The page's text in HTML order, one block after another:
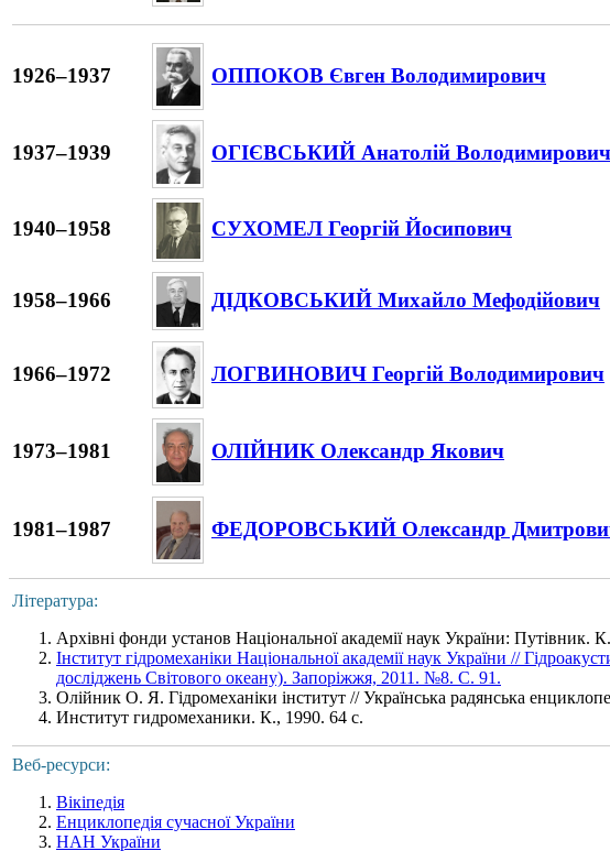
1926–1937 ОППОКОВ Євген Володимирович
1937–1939 ОГІЄВСЬКИЙ Анатолій Володимирович
1940–1958 СУХОМЕЛ Георгій Йосипович
1958–1966 ДІДКОВСЬКИЙ Михайло Мефодійович
1966–1972 ЛОГВИНОВИЧ Георгій Володимирович
1973–1981 ОЛІЙНИК Олександр Якович
1981–1987 ФЕДОРОВСЬКИЙ Олександр
Література:
Архівні фонди установ Національної академії наук України: Путівник.
Інститут гідромеханіки Національної академії наук України //
досліджень Світового океану). Запоріжжя, 2011. №8. С. 91.
Олійник О. Я. Гідромеханіки інститут // Українська радянська
Институт гидромеханики. К., 1990. 64 с.
Веб-ресурси:
Вікіпедія
Енциклопедія сучасної України
НАН України